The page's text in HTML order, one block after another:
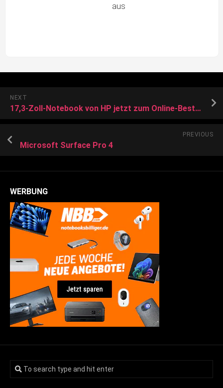
aus
NEXT
17,3-Zoll-Notebook von HP jetzt zum Online-Bestpreis bei Ebay!
PREVIOUS
Microsoft Surface Pro 4
WERBUNG